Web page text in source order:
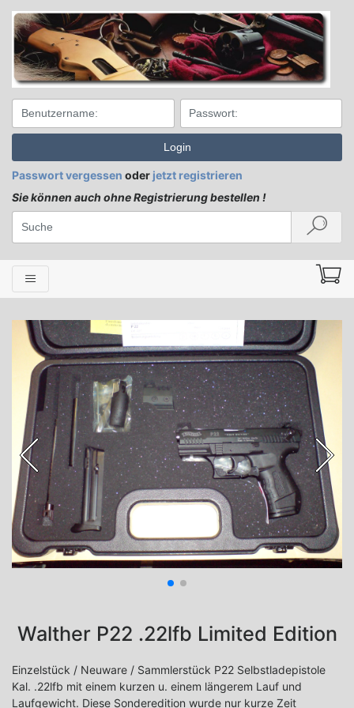
Login
Passwort vergessen oder jetzt registrieren
Sie können auch ohne Registrierung bestellen !
Walther P22 .22lfb Limited Edition
Einzelstück / Neuware / Sammlerstück P22 Selbstladepistole
Kal. .22lfb mit einem kurzen u. einem längerem Lauf und
Laufgewicht. Diese Sonderedition wurde nur kurze Zeit